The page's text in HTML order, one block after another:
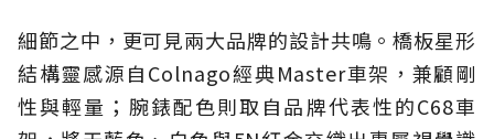
細節之中，更可見兩大品牌的設計共鳴。橋板星形
結構靈感源自Colnago經典Master車架，兼顧剛
性與輕量；腕錶配色則取自品牌代表性的C68車